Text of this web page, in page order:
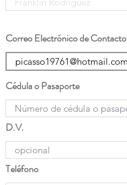
Correo Electrónico de Contacto
Cédula o Pasaporte
D.V.
Teléfono